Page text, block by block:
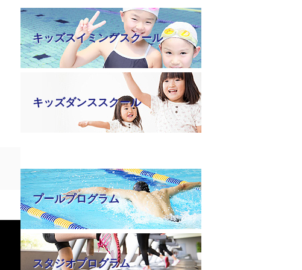
キッズスイミングスクール
キッズダンススクール
プールプログラム
スタジオプログラム